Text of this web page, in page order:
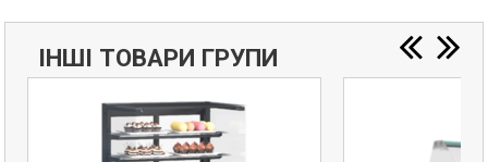
ІНШІ ТОВАРИ ГРУПИ